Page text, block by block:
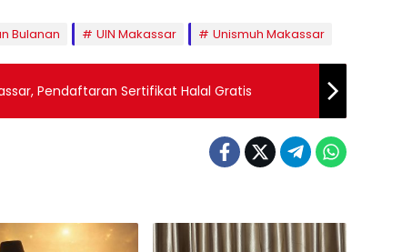
Bulanan UIN Makassar Unismuh Makassar
Pendaftaran Sertifikat Halal Gratis